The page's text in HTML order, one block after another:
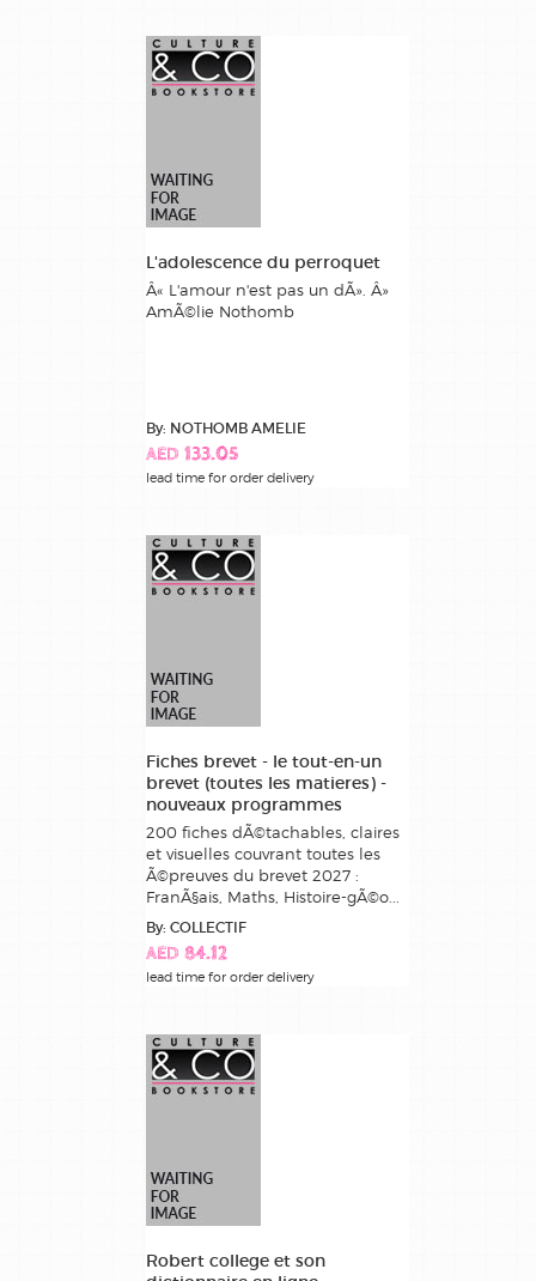
L'adolescence du perroquet
Â« L'amour n'est pas un dÃ». Â»
AmÃ©lie Nothomb
By: NOTHOMB AMELIE
AED 133.05
lead time for order delivery
Fiches brevet - le tout-en-un
brevet (toutes les matieres) -
nouveaux programmes
200 fiches dÃ©tachables, claires
et visuelles couvrant toutes les
Ã©preuves du brevet 2027 :
FranÃ§ais, Maths, Histoire-gÃ©o...
By: COLLECTIF
AED 84.12
lead time for order delivery
Robert college et son